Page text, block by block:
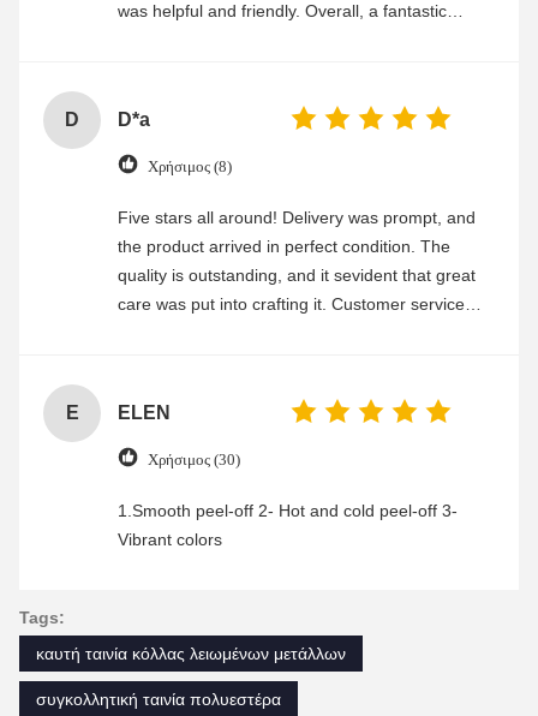
was helpful and friendly. Overall, a fantastic
D D*a
Χρήσιμος (8)
Five stars all around! Delivery was prompt, and
the product arrived in perfect condition. The
quality is outstanding, and it sevident that great
care was put into crafting it. Customer service
E ELEN
Χρήσιμος (30)
1.Smooth peel-off 2- Hot and cold peel-off 3-
Vibrant colors
Tags:
καυτή ταινία κόλλας λειωμένων μετάλλων
συγκολλητική ταινία πολυεστέρα